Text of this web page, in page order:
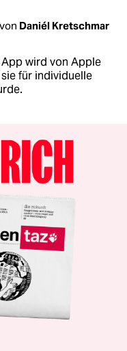
von Daniél Kretschmar
wird von Apple
für individuelle